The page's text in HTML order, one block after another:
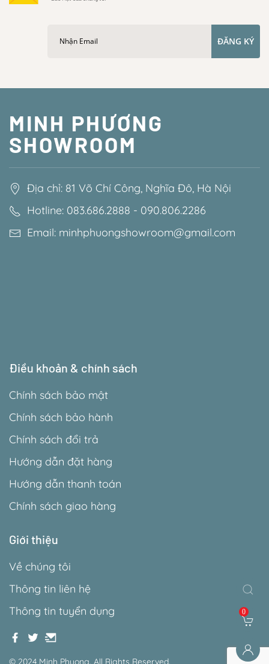
ĐĂNG KÝ
MINH PHƯƠNG
SHOWROOM
Địa chỉ: 81 Võ Chí Công, Nghĩa Đô, Hà Nội
Hotline: 083.686.2888 - 090.806.2286
Email: minhphuongshowroom@gmail.com
Điều khoản & chính sách
Chính sách bảo mật
Chính sách bảo hành
Chính sách đổi trả
Hướng dẫn đặt hàng
Hướng dẫn thanh toán
Chính sách giao hàng
Giới thiệu
Về chúng tôi
Thông tin liên hệ
Thông tin tuyển dụng
© 2024 Minh Phuong. All Rights Reserved.
0